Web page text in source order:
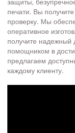
печати. Вы
проверку. Мы
оперативное
получите надежный
помощником в
предлагаем
каждому клиенту.